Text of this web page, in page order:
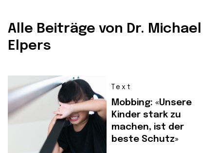
Alle Beiträge von Dr. Michael
Elpers
Text
Mobbing: «Unsere
Kinder stark zu
machen, ist der
beste Schutz»